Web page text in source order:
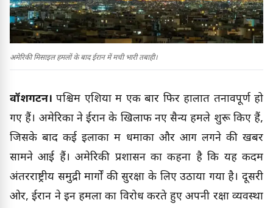
अमेरिकी मिसाइल हमलों के बाद ईरान में मची भारी तबाही।
वॉशिंगटन। पश्चिम एशिया में एक बार फिर हालात तनावपूर्ण हो
गए हैं। अमेरिका ने ईरान के खिलाफ नए सैन्य हमले शुरू किए हैं,
जिसके बाद कई इलाकों में धमाकों और आग लगने की खबरें
सामने आई हैं। अमेरिकी प्रशासन का कहना है कि यह कदम
अंतरराष्ट्रीय समुद्री मार्गों की सुरक्षा के लिए उठाया गया है। दूसरी
ओर, ईरान ने इन हमलों का विरोध करते हुए अपनी रक्षा व्यवस्था